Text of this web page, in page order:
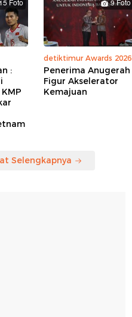
15 Foto
:
9 Foto
detiktimur Awards 2026
Penerima Anugerah
Figur Akselerator
Kemajuan
Selengkapnya